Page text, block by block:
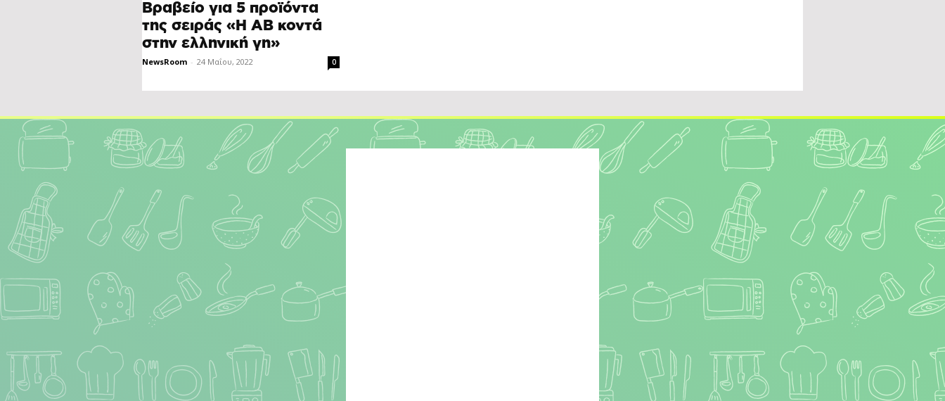
Βραβείο για 5 προϊόντα
της σειράς «Η ΑΒ κοντά
στην ελληνική γη»
NewsRoom - 24 Μαΐου, 2022 0